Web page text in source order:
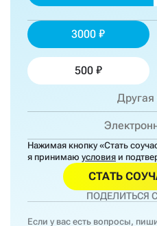
3000
500
Нажимая кнопку «Стать
я принимаю условия и
СТАТЬ
ПОДЕЛИТЬСЯ
Если у вас есть вопросы,